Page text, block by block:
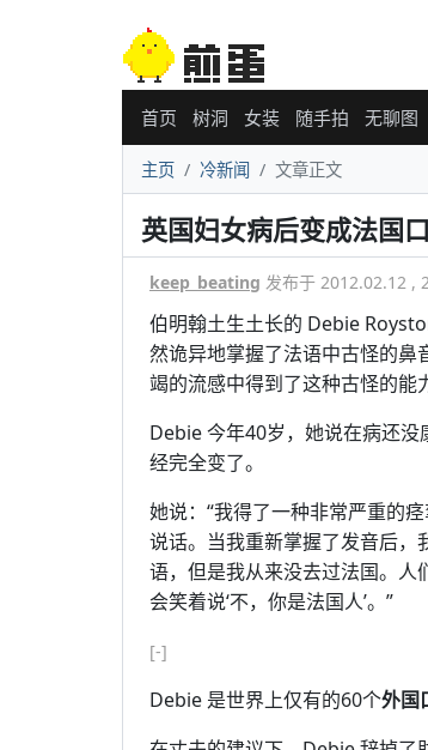
首页 树洞 女装 随手拍 无聊图
主页 冷新闻 文章正文
英国妇女病后变成法国
keep_beating 发布于 2012.02.12 ,
伯明翰土生土长的 Debie
然诡异地掌握了法语中古怪的鼻
竭的流感中得到了这种古怪的能
Debie 今年40岁，她说在病还
经完全变了。
她说：“我得了一种非常严重的
说话。当我重新掌握了发音后，
语，但是我从来没去过法国。人
会笑着说‘不，你是法国人’。”
[-]
Debie 是世界上仅有的60个外国